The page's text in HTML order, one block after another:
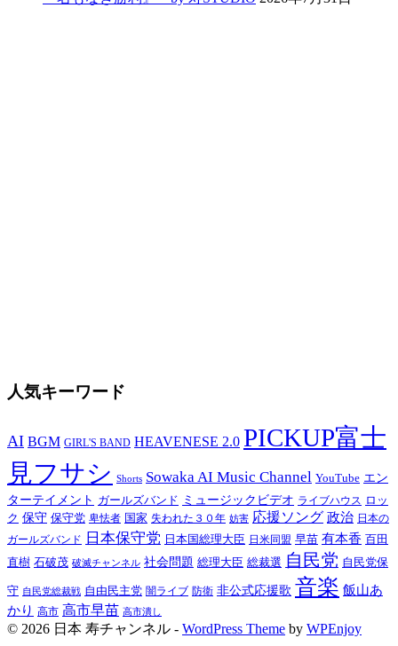
人気キーワード
AI BGM GIRL'S BAND HEAVENESE 2.0 PICKUP富士
見フサシ Shorts Sowaka AI Music Channel YouTube エン
ターテイメント ガールズバンド ミュージックビデオ ライブハウス ロッ
ク 保守 保守党 卑怯者 国家 失われた３０年 妨害 応援ソング 政治 日本の
ガールズバンド
日本保守党 日本国総理大臣 日米同盟 早苗 有本香 百田
直樹 石破茂 破滅チャンネル 社会問題 総理大臣 総裁選 自民党 自民党保
守 自民党総裁戦 自由民主党 闇ライブ 防衛 非公式応援歌 音楽 飯山あ
かり 高市 高市早苗 高市潰し
© 2026 日本 寿チャンネル - WordPress Theme by WPEnjoy